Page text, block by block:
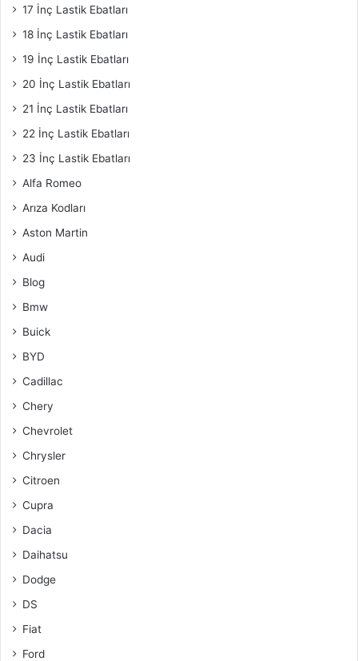
17 İnç Lastik Ebatları
18 İnç Lastik Ebatları
19 İnç Lastik Ebatları
20 İnç Lastik Ebatları
21 İnç Lastik Ebatları
22 İnç Lastik Ebatları
23 İnç Lastik Ebatları
Alfa Romeo
Arıza Kodları
Aston Martin
Audi
Blog
Bmw
Buick
BYD
Cadillac
Chery
Chevrolet
Chrysler
Citroen
Cupra
Dacia
Daihatsu
Dodge
DS
Fiat
Ford